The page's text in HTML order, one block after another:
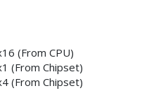
(From CPU)
(From Chipset)
(From Chipset)